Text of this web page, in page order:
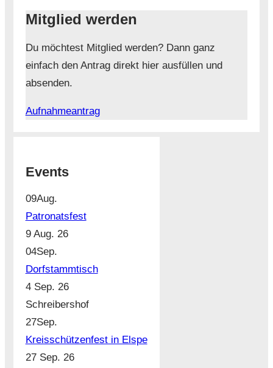
Mitglied werden
Du möchtest Mitglied werden? Dann ganz
einfach den Antrag direkt hier ausfüllen und
absenden.
Aufnahmeantrag
Events
09Aug.
Patronatsfest
9 Aug. 26
04Sep.
Dorfstammtisch
4 Sep. 26
Schreibershof
27Sep.
Kreisschützenfest in Elspe
27 Sep. 26